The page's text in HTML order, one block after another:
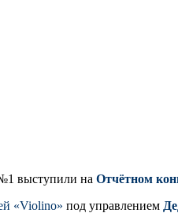
выступили на Отчётном
«Violino» под управлением